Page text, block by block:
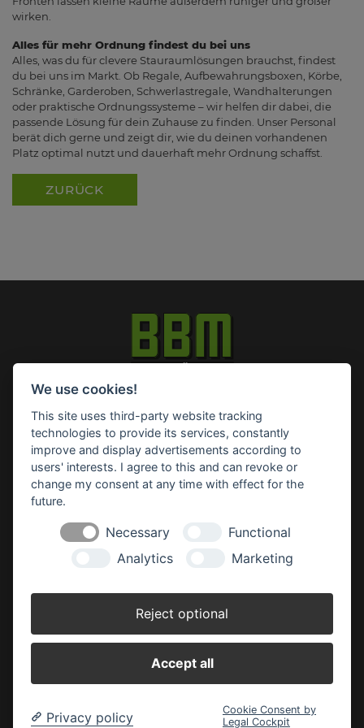
wirken.
Alles für mehr Ordnung findest du bei uns
Alles, was du für clevere Stauraumlösungen brauchst, findest
du bei uns im Markt. Ob Regale, Aufbewahrungsboxen, Körbe,
Schränke, Garderoben, Schwerlastregale, Wandhalterungen
oder praktische Ordnungssysteme – wir helfen dir dabei, die
passende Lösung für dein Zuhause zu finden. Unser Personal
berät dich gerne und zeigt dir, wie du deinen vorhandenen
Platz optimal nutzt und dauerhaft mehr Ordnung schaffst.
ZURÜCK
Impressum Datenschutz
Cookie-Einstellungen ändern
BBM Baumarkt Achim
Margarete-Steiff-Allee 1
Telefon: 04202 91 03 50
E-Mail:
achim(at)bbm-baumarkt.de
8.30 - 19.00 Uhr
Samstag:
8.30 - 18.00 Uhr
We use cookies!
This site uses third-party website tracking
technologies to provide its services, constantly
improve and display advertisements according to
users' interests. I agree to this and can revoke or
change my consent at any time with effect for the
future.
Necessary
Functional
Analytics
Marketing
Reject optional
Accept all
Privacy policy
Cookie Consent by
Legal Cockpit